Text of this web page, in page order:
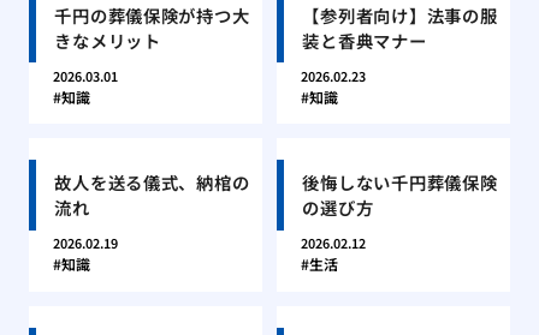
千円の葬儀保険が持つ大
きなメリット
2026.03.01
知識
【参列者向け】法事の服
装と香典マナー
2026.02.23
知識
故人を送る儀式、納棺の
流れ
2026.02.19
知識
後悔しない千円葬儀保険
の選び方
2026.02.12
生活